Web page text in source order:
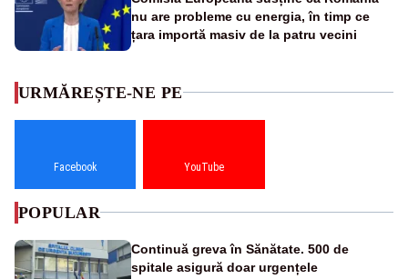
nu are probleme cu energia, în timp ce
țara importă masiv de la patru vecini
URMĂREȘTE-NE PE
Facebook YouTube
POPULAR
Continuă greva în Sănătate. 500 de
spitale asigură doar urgențele